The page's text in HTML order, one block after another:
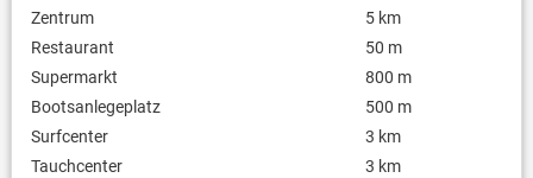
Zentrum
5 km
Restaurant
50 m
Supermarkt
800 m
Bootsanlegeplatz
500 m
Surfcenter
3 km
Tauchcenter
3 km